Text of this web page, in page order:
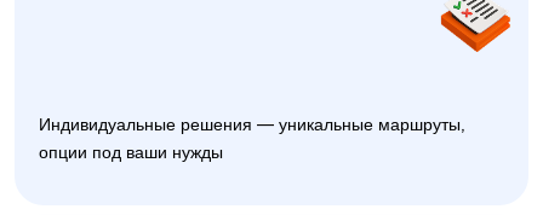
Индивидуальные решения — уникальные маршруты,
опции под ваши нужды